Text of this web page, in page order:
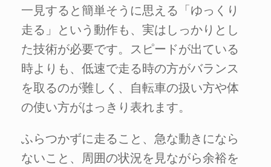
一見すると簡単そうに思える「ゆっくり
走る」という動作も、実はしっかりとし
た技術が必要です。スピードが出ている
時よりも、低速で走る時の方がバランス
を取るのが難しく、自転車の扱い方や体
の使い方がはっきり表れます。
ふらつかずに走ること、急な動きになら
ないこと、周囲の状況を見ながら余裕を